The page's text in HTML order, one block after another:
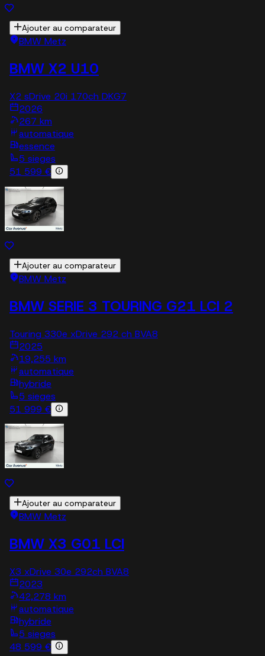
Ajouter au comparateur
BMW Metz
BMW X2 U10
X2 sDrive 20i 170ch DKG7
2026
267 km
automatique
essence
5 sieges
51 599 €
Ajouter au comparateur
BMW Metz
BMW SERIE 3 TOURING G21 LCI 2
Touring 330e xDrive 292 ch BVA8
2025
19,255 km
automatique
hybride
5 sieges
51 999 €
Ajouter au comparateur
BMW Metz
BMW X3 G01 LCI
X3 xDrive 30e 292ch BVA8
2023
42,278 km
automatique
hybride
5 sieges
48 599 €